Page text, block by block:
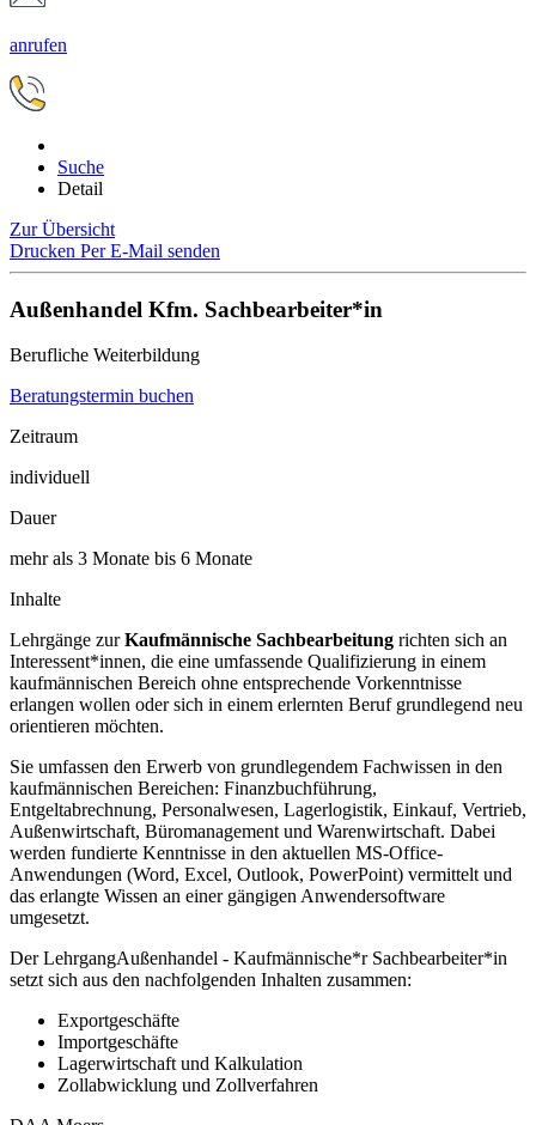
anrufen
Suche
Detail
Zur Übersicht
Drucken Per E-Mail senden
Außenhandel Kfm. Sachbearbeiter*in
Berufliche Weiterbildung
Beratungstermin buchen
Zeitraum
individuell
Dauer
mehr als 3 Monate bis 6 Monate
Inhalte
Lehrgänge zurKaufmännische Sachbearbeitung richten sich an
Interessent*innen, die eine umfassende Qualifizierung in einem
kaufmännischen Bereich ohne entsprechende Vorkenntnisse
erlangen wollen oder sich in einem erlernten Beruf grundlegend neu
orientieren möchten.
Sie umfassen den Erwerb von grundlegendem Fachwissen in den
kaufmännischen Bereichen: Finanzbuchführung,
Entgeltabrechnung, Personalwesen, Lagerlogistik, Einkauf, Vertrieb,
Außenwirtschaft, Büromanagement und Warenwirtschaft. Dabei
werden fundierte Kenntnisse in den aktuellen MS-Office-
Anwendungen (Word, Excel, Outlook, PowerPoint) vermittelt und
das erlangte Wissen an einer gängigen Anwendersoftware
umgesetzt.
Der LehrgangAußenhandel - Kaufmännische*r Sachbearbeiter*in
setzt sich aus den nachfolgenden Inhalten zusammen:
Exportgeschäfte
Importgeschäfte
Lagerwirtschaft und Kalkulation
Zollabwicklung und Zollverfahren